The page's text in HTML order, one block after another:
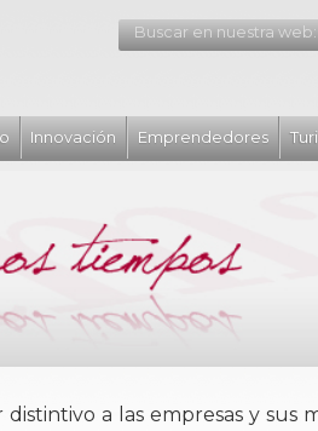
Buscar en nuestra web:
Innovación Emprendedores
a las empresas y sus